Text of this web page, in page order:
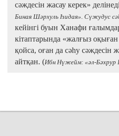
сәждесін жасау керек»
Биная Шәрхуль Һидая». Сүжудус
кейінгі буын Ханафи
кітаптарында «жалғыз оқыған
қойса, оған да сәһу сәждесін
айтқан. (Ибн Нүжейм: «әл-Бәхрур